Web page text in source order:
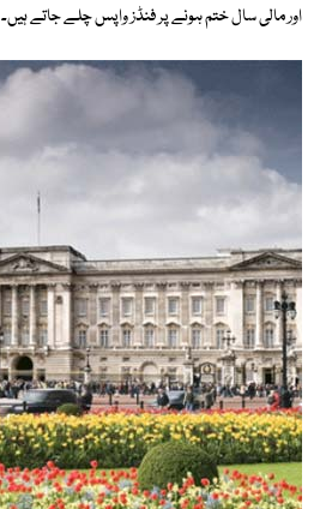
اور مالی سال ختم ہونے پر فنڈز واپس چلے جاتے ہیں۔